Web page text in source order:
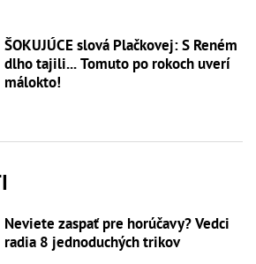
ŠOKUJÚCE slová Plačkovej: S Reném
dlho tajili... Tomuto po rokoch uverí
málokto!
Neviete zaspať pre horúčavy? Vedci
radia 8 jednoduchých trikov